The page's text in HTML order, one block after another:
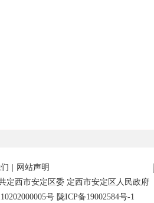
网站声明
定西市安定区委 定西市安定区人民政府
号 陇ICP备19002584号-1